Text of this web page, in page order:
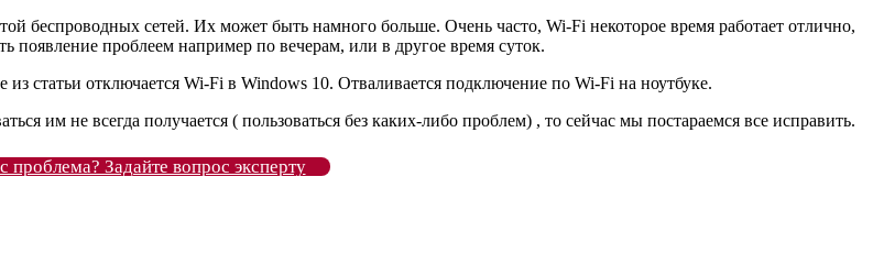
беспроводных сетей. Их может быть намного больше. Очень часто, Wi-Fi некоторое время работает отлично,
проблеем например по вечерам, или в другое время суток.
статьи отключается Wi-Fi в Windows 10. Отваливается подключение по Wi-Fi на ноутбуке.
им не всегда получается ( пользоваться без каких-либо проблем) , то сейчас мы постараемся все исправить.
проблема? Задайте вопрос эксперту